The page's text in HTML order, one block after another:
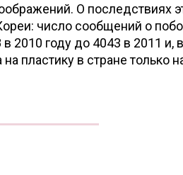
О последствиях
число сообщений о
2010 году до 4043 в 2011 и,
пластику в стране только